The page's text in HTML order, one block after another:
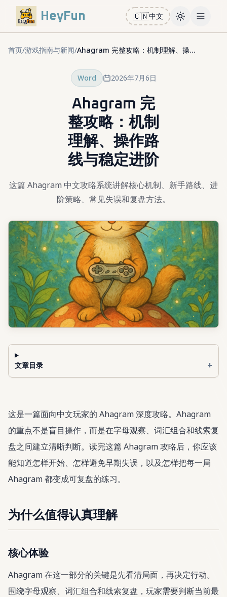
HeyFun 🇨🇳中文 ToggleOpen
首页/游戏指南与新闻/ Ahagram 完整攻略：机制理解、操作路线与稳定进阶
Word 2026年7月6日
Ahagram 完
整攻略：机制
理解、操作路
线与稳定进阶
这篇 Ahagram 中文攻略系统讲解核心机制、新手路线、进
阶策略、常见失误和复盘方法。
文章目录 +
这是一篇面向中文玩家的 Ahagram 深度攻略。Ahagram
的重点不是盲目操作，而是在字母观察、词汇组合和线索复
盘之间建立清晰判断。读完这篇 Ahagram 攻略后，你应该
能知道怎样开始、怎样避免早期失误，以及怎样把每一局
Ahagram 都变成可复盘的练习。
为什么值得认真理解
核心体验
Ahagram 在这一部分的关键是先看清局面，再决定行动。
围绕字母观察、词汇组合和线索复盘，玩家需要判断当前最